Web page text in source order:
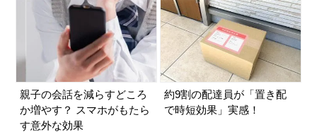
親子の会話を減らすどころ
か増やす？ スマホがもたら
す意外な効果
約9割の配達員が「置き配
で時短効果」実感！